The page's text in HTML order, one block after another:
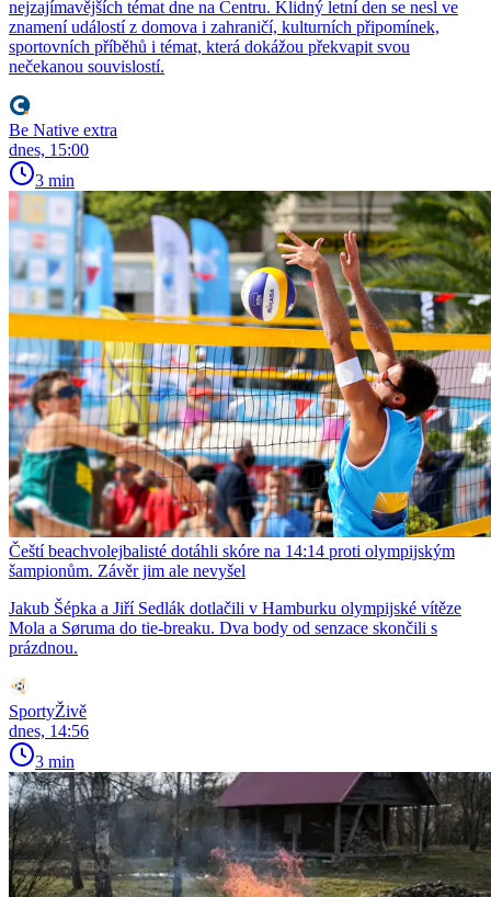
nejzajímavějších témat dne na Centru. Klidný letní den se nesl ve
znamení událostí z domova i zahraničí, kulturních připomínek,
sportovních příběhů i témat, která dokážou překvapit svou
nečekanou souvislostí.
Be Native extra
dnes, 15:00
3 min
Čeští beachvolejbalisté dotáhli skóre na 14:14 proti olympijským
šampionům. Závěr jim ale nevyšel
Jakub Šépka a Jiří Sedlák dotlačili v Hamburku olympijské vítěze
Mola a Søruma do tie-breaku. Dva body od senzace skončili s
prázdnou.
SportyŽivě
dnes, 14:56
3 min